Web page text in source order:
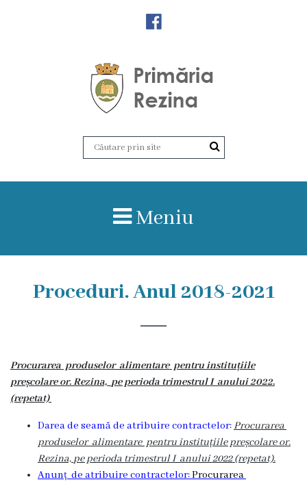
Amalgamare
în
Zile
audiență
Primarul
Meniu
Proceduri. Anul 2018-2021
Procurarea produselor alimentare pentru instituțiile
preșcolareor. Rezina, pe perioda trimestrul I anului 2022.
(repetat)
Darea de seamă de atribuire contractelor:Procurarea
produselor alimentare pentru instituțiile preșcolareor.
Rezina, pe perioda trimestrul I anului 2022 (repetat).
Anunț de atribuire contractelor:Procurarea